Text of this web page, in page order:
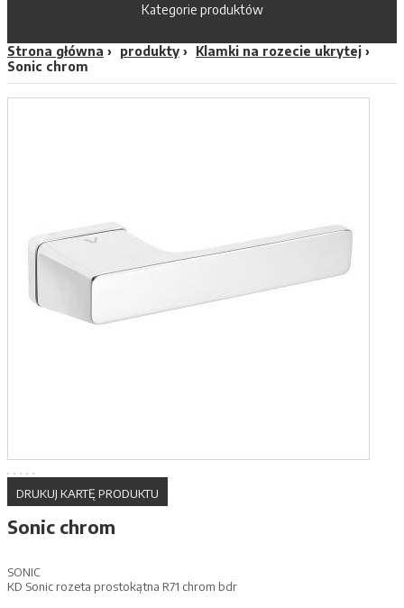
Kategorie produktów
Strona główna produkty
Klamki na rozecie ukrytej
Sonic chrom
DRUKUJ KARTĘ PRODUKTU
Sonic chrom
SONIC
KD Sonic rozeta prostokątna R71 chrom bdr